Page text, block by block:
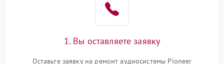
1. Вы оставляете заявку
Оставьте заявку на ремонт аудиосистемы Pioneer